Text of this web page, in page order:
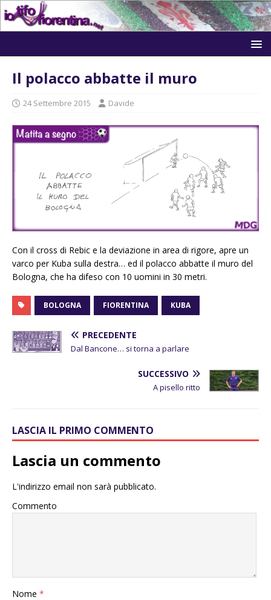
Il polacco abbatte il muro
24 Settembre 2015 Davide
Con il cross di Rebic e la deviazione in area di rigore, apre un
varco per Kuba sulla destra… ed il polacco abbatte il muro del
Bologna, che ha difeso con 10 uomini in 30 metri.
BOLOGNA FIORENTINA KUBA
PRECEDENTE
Dal Bancone… si torna a parlare
SUCCESSIVO
A pisello ritto
LASCIA IL PRIMO COMMENTO
Lascia un commento
L'indirizzo email non sarà pubblicato.
Commento
Nome *